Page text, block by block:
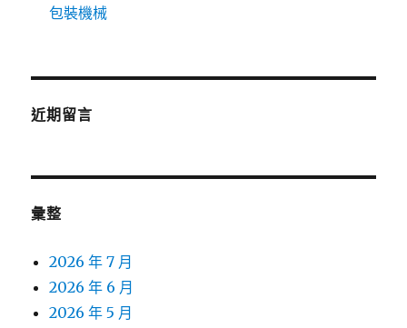
包裝機械
近期留言
彙整
2026 年 7 月
2026 年 6 月
2026 年 5 月